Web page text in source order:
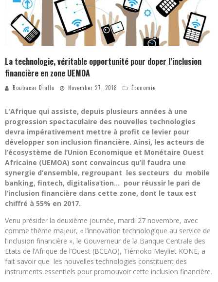
La technologie, véritable opportunité pour doper l’inclusion
financière en zone UEMOA
Boubacar Diallo November 27, 2018 Économie
L’Afrique qui assiste, depuis plusieurs années à une
progression spectaculaire des nouvelles technologies
devra impérativement mettre à profit ce levier pour
développer son inclusion financière. Ainsi, les acteurs de
l’écosystème de l’Union Economique et Monétaire Ouest
Africaine (UEMOA) sont convaincus qu’il faudra une
synergie d’ensemble, regroupant les secteurs du mobile
banking, fintech, digitalisation… pour réussir le pari de
l’inclusion financière dans cette zone, dont le taux est
chiffré à 55% en 2017.
Venu présider la deuxième journée, mardi 27 novembre, avec
comme thème majeur, « l’innovation technologique au service de
l’inclusion financière », le Gouverneur de la Banque Centrale des
Etats de l’Afrique de l’Ouest (BCEAO), Tiémoko Meyliet KONE, a
fait savoir que les nouvelles technologies constituent des
instruments essentiels pour promouvoir cette inclusion financière.